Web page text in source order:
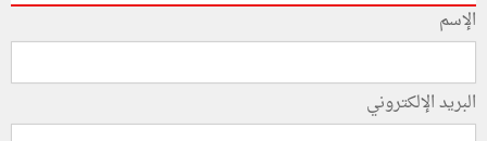
الإسم
البريد الإلكتروني